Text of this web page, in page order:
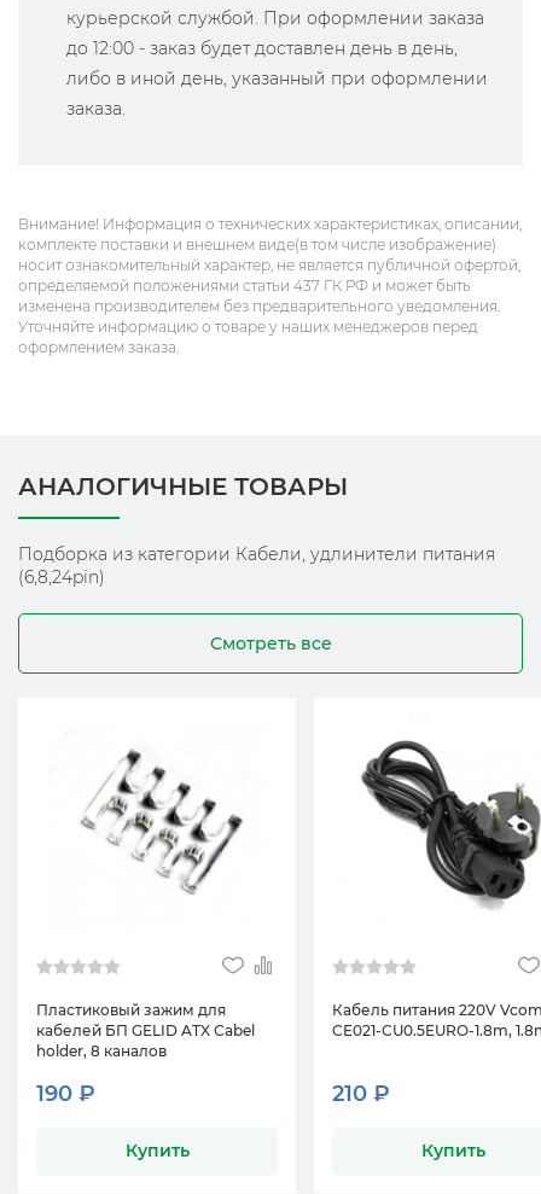
курьерской службой. При оформлении заказа
до 12:00 - заказ будет доставлен день в день,
либо в иной день, указанный при оформлении
заказа.
Внимание! Информация о технических характеристиках, описании,
комплекте поставки и внешнем виде(в том числе изображение)
носит ознакомительный характер, не является публичной офертой,
определяемой положениями статьи 437 ГК РФ и может быть
изменена производителем без предварительного уведомления.
Уточняйте информацию о товаре у наших менеджеров перед
оформлением заказа.
АНАЛОГИЧНЫЕ ТОВАРЫ
Подборка из категории Кабели, удлинители питания
(6,8,24pin)
Смотреть все
Пластиковый зажим для
кабелей БП GELID ATX Cabel
holder, 8 каналов
190 ₽
Купить
Кабель питания 220V
CE021-CU0.5EURO-1.8m,
210 ₽
Купить